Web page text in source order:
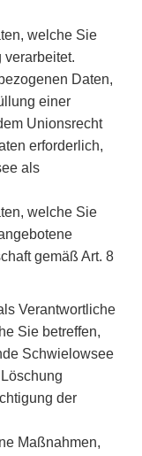
welche Sie
verarbeitet.
Daten,
einer
Unionsrecht
erforderlich,
als
welche Sie
gemäß Art. 8
Verantwortliche
Sie betreffen,
Schwielowsee
der
Maßnahmen,